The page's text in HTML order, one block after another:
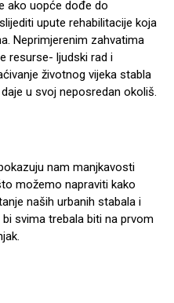
ako uopće dođe do
upute rehabilitacije koja
Neprimjerenim zahvatima
resurse- ljudski rad i
životnog vijeka stabla
u svoj neposredan okoliš.
nam manjkavosti
možemo napraviti kako
naših urbanih stabala i
svima trebala biti na prvom